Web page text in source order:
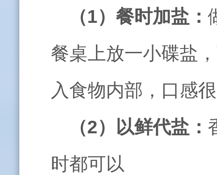
（1）餐时加盐：
餐桌上放一小碟盐
入食物内部，口感
（2）以鲜代盐：
时都可以